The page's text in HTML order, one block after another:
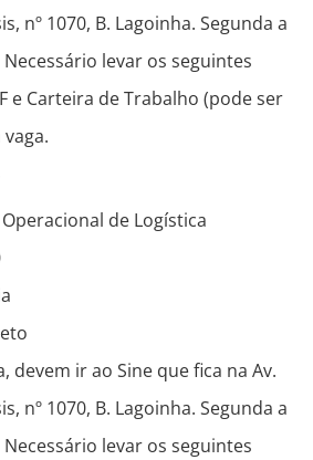
nº 1070, B. Lagoinha. Segunda a
levar os seguintes
e Carteira de Trabalho (pode ser
de Logística
devem ir ao Sine que fica na Av.
nº 1070, B. Lagoinha. Segunda a
levar os seguintes